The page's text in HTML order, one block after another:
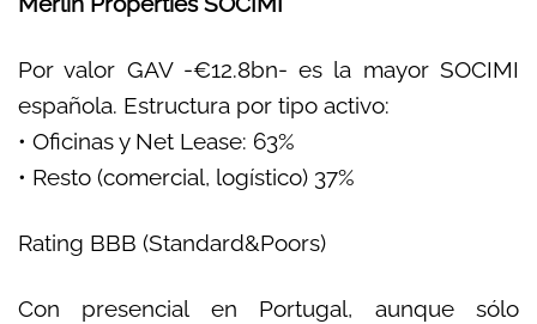
Por valor GAV -€12.8bn- es la mayor SOCIMI
española. Estructura por tipo activo:
• Oficinas y Net Lease: 63%
• Resto (comercial, logístico) 37%
Rating BBB (Standard&Poors)
Con presencial en Portugal, aunque sólo